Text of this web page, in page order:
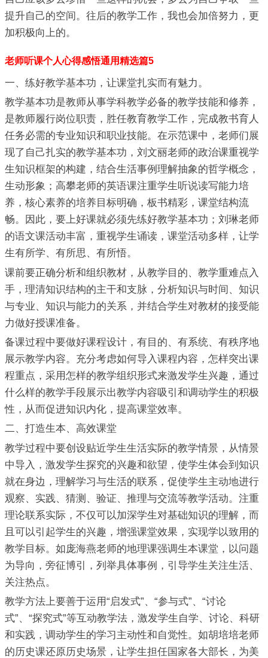
提升自己的空间。往后的教学工作，我也会加倍努力，更
加积极向上的。
老师听课个人心得感悟通用精选篇5
一、练好教学基本功，让课堂扎实而有魅力。
教学基本功是教师从事学科教学必备的教学技能和修养，
是教师履行岗位职责，胜任教育教学工作，完成教书育人
任务必需的专业知识和职业技能。在示范课中，老师们展
现了自己扎实的教学基本功，刘文丽老师的政治课重视学
生知识框架的构建，结合生活事例理解抽象的哲学概念，
生动形象；高攀老师的英语课注重学生听说读写能力培
养，核心素养的培养目标明确，板书精彩，课堂结构流
畅。因此，要上好课就必须先练好教学基本功；刘琳老师
的语文课活动丰富，重视学生诵读，课堂活动多样，让学
生有所学、有所思、有所悟。
课前要正确分析和组织教材，从教学目的、教学重难点入
手，理清知识结构的主干和支脉，分析知识与时间、知识
与专业、知识与能力的关系，并结合学生对教材的接受能
力做好授课准备。
备课过程中要做好课程设计，有目的、有系统、有秩序地
展示教学内容。充分考虑如何导入课程内容，怎样突出课
程重点，采用怎样的教学组织形式来激发学生兴趣，通过
什么样的教学手段展示出教学内容吸引和调动学生的积极
性，从而促进知识内化，提高课堂效率。
二、打造生本、高效课堂
教学过程中要创设贴近学生生活实际的教学情景，从情景
中导入，激发学生探究的兴趣和欲望，使学生体会到知识
就在身边，理解学习与生活的联系，促使学生主动地进行
观察、实践、猜测、验证、推理与交流等教学活动。注重
理论联系实际，不仅可以加深学生对基础知识的理解，而
且可以引起学生的兴趣，增强课堂效果，实现学以致用的
教学目标。如庞海燕老师的地理课强调生本课堂，以问题
为导向，旁征博引，列举具体事例，引导学生关注生活、
关注热点。
教学方法上要善于运用“启发式”、“参与式”、“讨论
式”、“探究式”等互动教学法，激发学生自学、讨论、科研
和实践，调动学生的学习主动性和自觉性。如胡培培老师
的历史课还原历史场景，让学生担任国家各大部长，为美